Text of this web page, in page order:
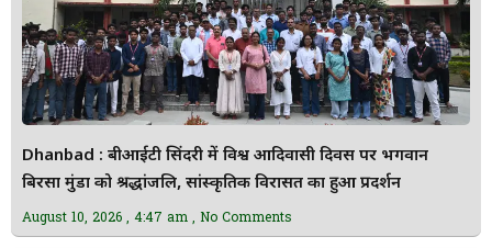
Dhanbad : बीआईटी सिंदरी में विश्व आदिवासी दिवस पर भगवान
बिरसा मुंडा को श्रद्धांजलि, सांस्कृतिक विरासत का हुआ प्रदर्शन
August 10, 2026 4:47 am No Comments